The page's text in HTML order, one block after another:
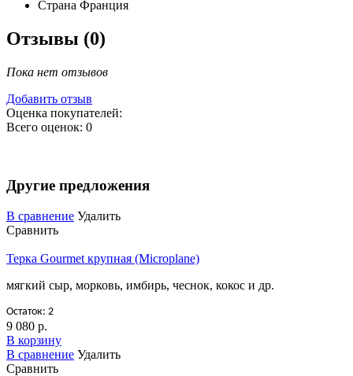
Страна Франция
Отзывы (0)
Пока нет отзывов
Добавить отзыв
Оценка покупателей:
Всего оценок: 0
Другие предложения
В сравнение Удалить
Сравнить
Терка Gourmet крупная (Microplane)
мягкий сыр, морковь, имбирь, чеснок, кокос и др.
Остаток: 2
9 080 р.
В корзину
В сравнение Удалить
Сравнить